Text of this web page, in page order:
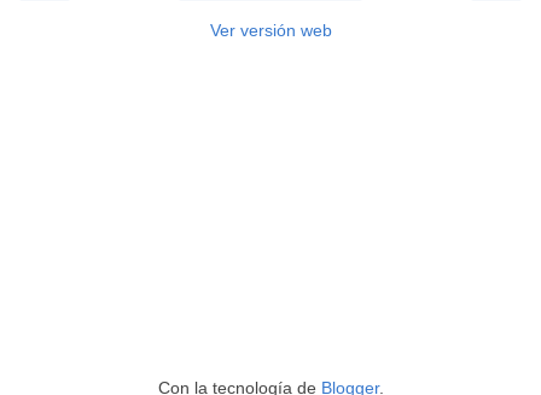
Ver versión web
Con la tecnología de Blogger.